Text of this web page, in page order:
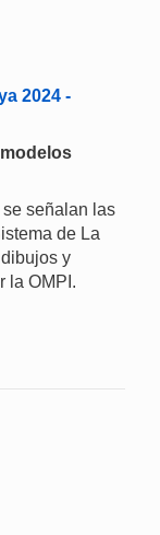
2024 -
señalan las
de La
y
la OMPI.